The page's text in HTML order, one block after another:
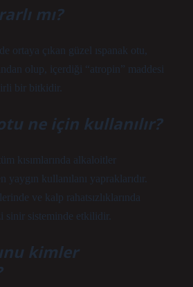
mı?
ortaya çıkan güzel ıspanak otu,
olup, içerdiği “atropin” maddesi
bir bitkidir.
ne için kullanılır?
kısımlarında alkaloitler
yaygın kullanılanı yapraklarıdır.
ve kalp rahatsızlıklarında
sinir sisteminde etkilidir.
kimler